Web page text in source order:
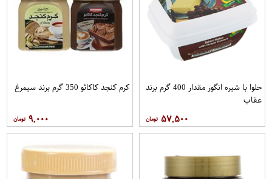
حلوا با شیره انگور مقدار 400 گرم برند
عقاب
۵۷,۵۰۰
کرم کنجد کاکائو 350 گرم برند سيمرغ
۹,۰۰۰